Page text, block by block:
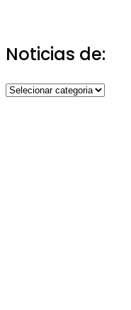
Noticias de:
Noticias